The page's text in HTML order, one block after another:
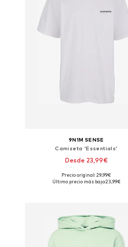
9N1M SENSE
Camiseta 'Essentials'
Desde 23,99€
+4
Tallas disponibles: XS, S, M, XL
Precio original: 29,99€
Último precio más bajo:23,99€